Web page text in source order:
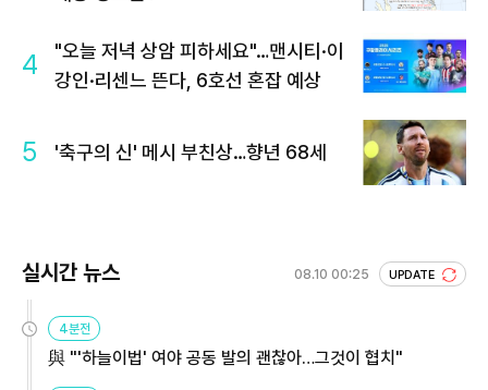
4
"오늘 저녁 상암 피하세요"…맨시티·이
강인·리센느 뜬다, 6호선 혼잡 예상
5 '축구의 신' 메시 부친상…향년 68세
실시간 뉴스 08.10 00:25 UPDATE
4분전
與 "'하늘이법' 여야 공동 발의 괜찮아…그것이 협치"